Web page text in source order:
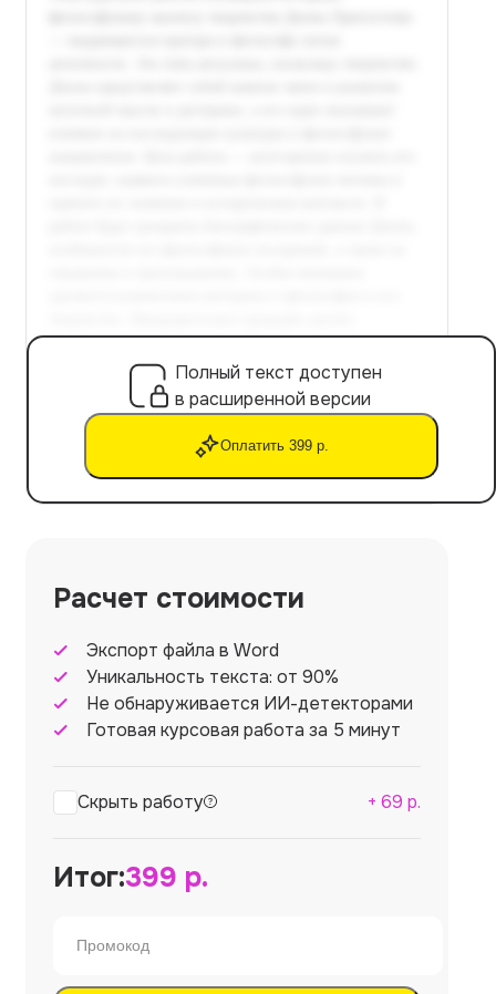
Полный текст доступен
в расширенной версии
Оплатить 399 р.
Расчет стоимости
Экспорт файла в Word
Уникальность текста: от 90%
Не обнаруживается ИИ-детекторами
Готовая курсовая работа за 5 минут
Скрыть работу + 69 р.
Итог:399 р.